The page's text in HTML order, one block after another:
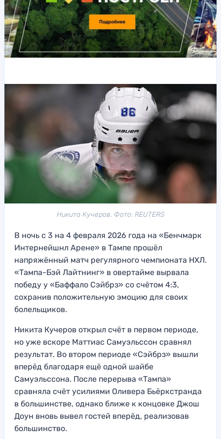
Никита Кучеров. Фото: REUTERS
В ночь с 3 на 4 февраля 2026 года на «Бенчмарк
Интернейшнл Арене» в Тампе прошёл
напряжённый матч регулярного чемпионата НХЛ.
«Тампа-Бэй Лайтнинг» в овертайме вырвала
победу у «Баффало Сэйбрз» со счётом 4:3,
сохранив положительную эмоцию для своих
болельщиков.
Никита Кучеров открыл счёт в первом периоде,
но уже вскоре Маттиас Самуэльссон сравнял
результат. Во втором периоде «Сэйбрз» вышли
вперёд благодаря ещё одной шайбе
Самуэльссона. После перерыва «Тампа»
сравняла счёт усилиями Оливера Бьёркстранда
в большинстве, однако ближе к концовке Джош
Доун вновь вывел гостей вперёд, реализовав
большинство.